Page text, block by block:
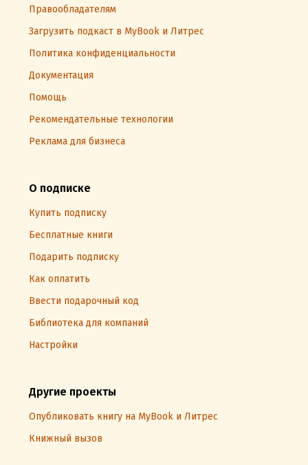
Правообладателям
Загрузить подкаст в MyBook и Литрес
Политика конфиденциальности
Документация
Помощь
Рекомендательные технологии
Реклама для бизнеса
О подписке
Купить подписку
Бесплатные книги
Подарить подписку
Как оплатить
Ввести подарочный код
Библиотека для компаний
Настройки
Другие проекты
Опубликовать книгу на MyBook и Литрес
Книжный вызов